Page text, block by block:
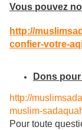
Vous pouvez
http://
confier-votre-
Dons
http://
muslim-
Pour toute